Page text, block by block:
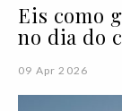
Eis como
no dia do
09 Apr 2026